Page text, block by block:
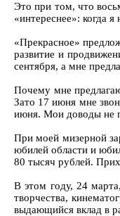
Это при том, что
«интереснее»: когда
«Прекрасное»
развитие и
сентября, а мне
Почему мне
Зато 17 июня мне
июня. Мои доводы не
При моей мизерной
юбилей области и
80 тысяч рублей.
В этом году, 24
творчества,
выдающийся вклад в